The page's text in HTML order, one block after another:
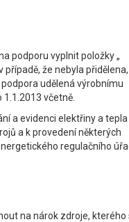
podporu vyplnit položky „
případě, že nebyla přidělena,
udělená výrobnímu
včetně.
a evidenci elektřiny a tepla
a k provedení některých
regulačního
na nárok zdroje, kterého